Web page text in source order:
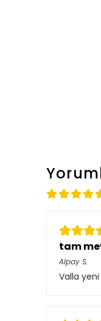
tam
Alpay S.
Valla yeni